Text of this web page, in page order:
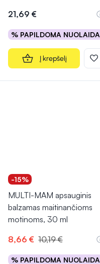
21,69 €
% PAPILDOMA NUOLAIDA
Į krepšelį
-15%
MULTI-MAM apsauginis
balzamas maitinančioms
motinoms, 30 ml
8,66 € 10,19 €
% PAPILDOMA NUOLAIDA